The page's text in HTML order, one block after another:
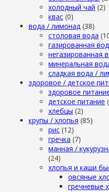
холодный чай (2)
квас (0)
вода / лимонад (38)
столовая вода
газированная
негазированная
минеральная
сладкая вода /
здоровое / детское
здоровое
детское питание
хлебцы (2)
крупы / хлопья (85)
рис (12)
гречка (7)
манная /
(24)
хлопья и каши
овсяные
гречневые